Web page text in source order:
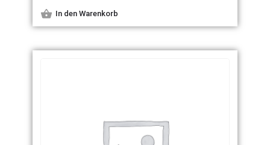
In den Warenkorb